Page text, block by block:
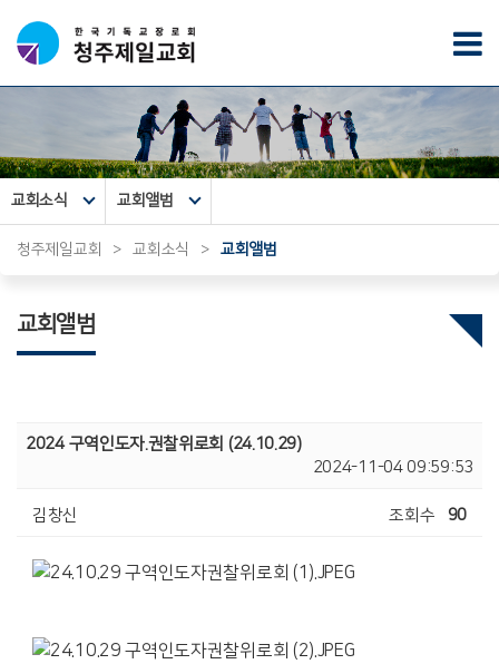
교회소식 교회앨범
청주제일교회 > 교회소식 > 교회앨범
교회앨범
2024 구역인도자.권찰위로회 (24.10.29)
2024-11-04 09:59:53
김창신 조회수 90